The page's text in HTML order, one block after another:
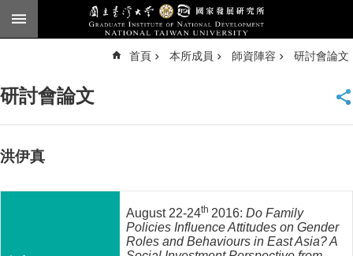
跳到主要內容區塊
臺
頁
首頁 本所成員 師資陣容 研討會論文
研討會論文
洪伊真
August 22-24th 2016:Do Family
Policies Influence Attitudes on Gender
Roles and Behaviours in East Asia? A